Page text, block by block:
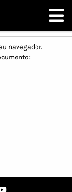
navegador.